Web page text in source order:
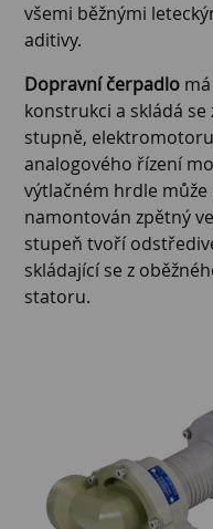
všemi běžnými
aditivy.
Dopravní čerpadlo
konstrukci a skládá se
stupně,
analogového řízení
výtlačném hrdle může
namontován zpětný
stupeň tvoří
skládající se z
statoru.